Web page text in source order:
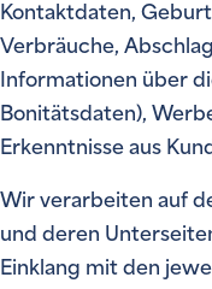
Kontaktdaten,
Verbräuche,
Informationen über
Bonitätsdaten),
Erkenntnisse aus
Wir verarbeiten auf
und deren
Einklang mit den